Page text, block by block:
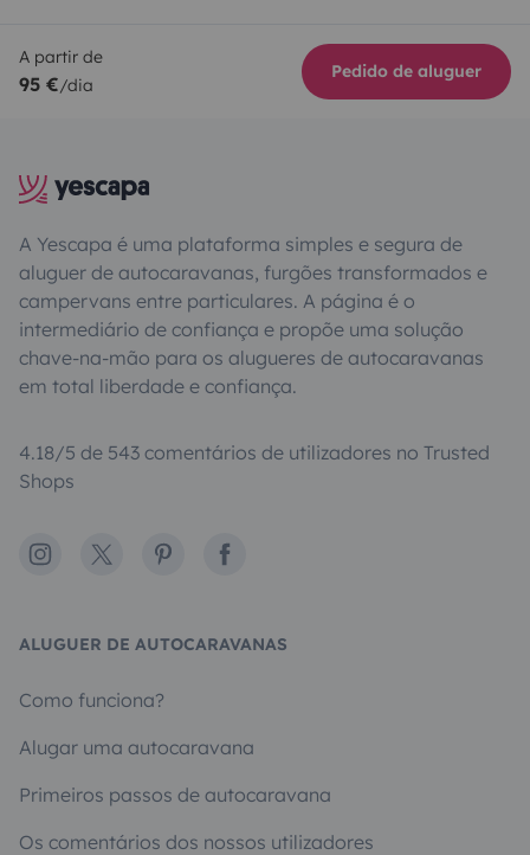
A partir de
95 €/dia
Pedido de aluguer
A Yescapa é uma plataforma simples e segura de
aluguer de autocaravanas, furgões transformados e
campervans entre particulares. A página é o
intermediário de confiança e propõe uma solução
chave-na-mão para os alugueres de autocaravanas
em total liberdade e confiança.
4.18/5 de 543 comentários de utilizadores no Trusted
Shops
Instagram
X PinterestFacebook
ALUGUER DE AUTOCARAVANAS
Como funciona?
Alugar uma autocaravana
Primeiros passos de autocaravana
Os comentários dos nossos utilizadores